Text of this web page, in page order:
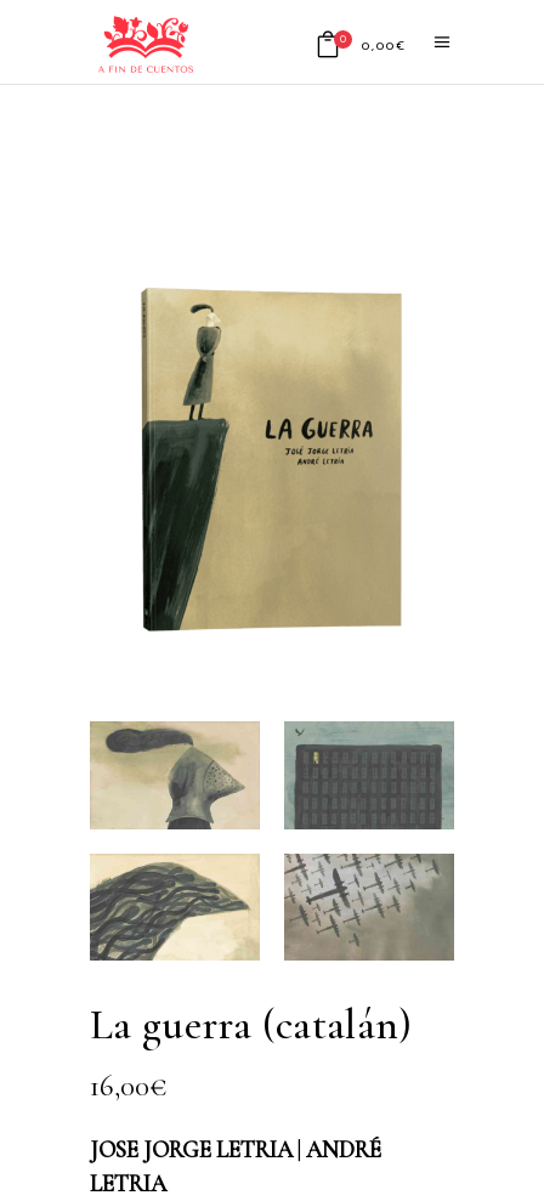
0 0,00€
La guerra (catalán)
16,00€
JOSE JORGE LETRIA| ANDRÉ
LETRIA